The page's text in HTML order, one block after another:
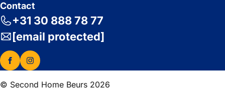
Contact
+31 30 888 78 77
[email protected]
© Second Home Beurs 2026